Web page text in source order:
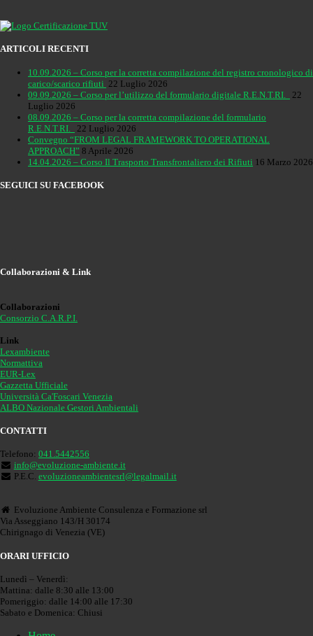
ARTICOLI RECENTI
10.09.2026 – Corso per la corretta compilazione del registro cronologico di
carico/scarico rifiuti 22 Luglio 2026
09.09.2026 – Corso per l’utilizzo del formulario digitale R.E.N.T.RI.
22
Luglio 2026
08.09.2026 – Corso per la corretta compilazione del formulario
R.E.N.T.RI.
22 Luglio 2026
Convegno “FROM LEGAL FRAMEWORK TO OPERATIONAL
APPROACH” 8 Aprile 2026
14.04.2026 – Corso Il Trasporto Transfrontaliero dei Rifiuti 16 Marzo 2026
SEGUICI SU FACEBOOK
Collaborazioni & Link
Collaborazioni
Consorzio C.A.R.P.I.
Link
Lexambiente
Normattiva
EUR-Lex
Gazzetta Ufficiale
Università Ca'Foscari Venezia
ALBO Nazionale Gestori Ambientali
CONTATTI
Telefono: 041.5442556
info@evoluzione-ambiente.it
P.E.C. evoluzioneambientesrl@legalmail.it
Evoluzione Ambiente Consulenza e Formazione srl
Via Asseggiano 143/H 30174
Chirignago di Venezia (VE)
ORARI UFFICIO
Lunedì – Venerdì:
Mattina: dalle 8:30 alle 13:00
Pomeriggio: dalle 14:00 alle 17:30
Sabato e Domenica: Chiusi